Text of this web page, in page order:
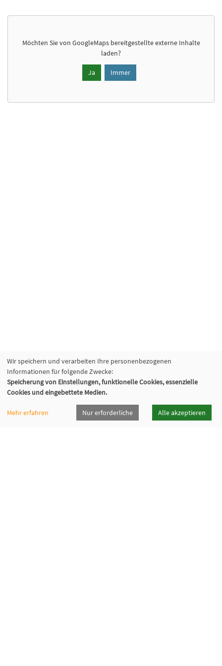
Möchten Sie von GoogleMapsbereitgestellte externe Inhalte
laden?
Ja Immer
Wir speichern und verarbeiten Ihre personenbezogenen
Informationen für folgende Zwecke:
Speicherung von Einstellungen, funktionelle Cookies, essenzielle
Cookies und eingebettete Medien.
Mehr erfahren Nur erforderliche Alle akzeptieren